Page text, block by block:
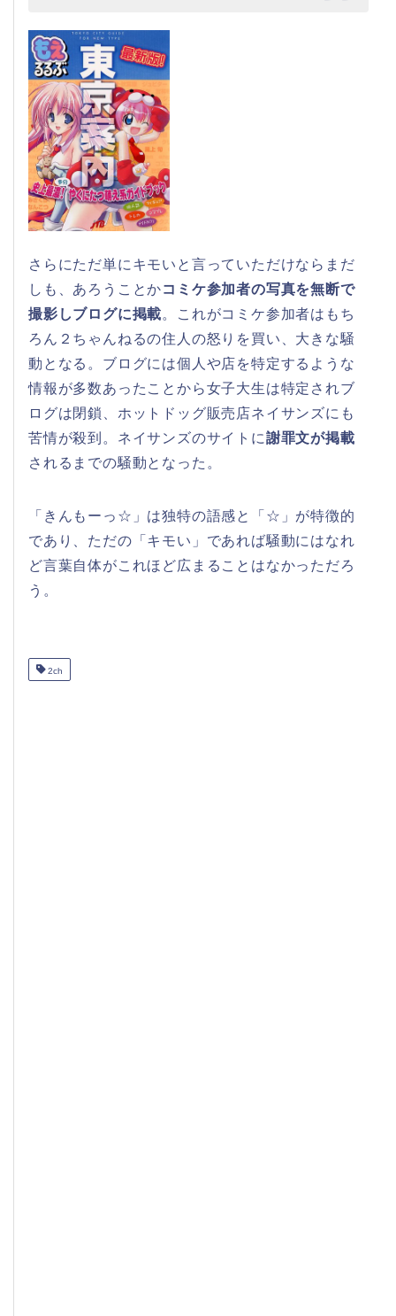
さらにただ単にキモいと言っていただけならまだ
しも、あろうことかコミケ参加者の写真を無断で
撮影しブログに掲載。これがコミケ参加者はもち
ろん２ちゃんねるの住人の怒りを買い、大きな騒
動となる。ブログには個人や店を特定するような
情報が多数あったことから女子大生は特定されブ
ログは閉鎖、ホットドッグ販売店ネイサンズにも
苦情が殺到。ネイサンズのサイトに謝罪文が掲載
されるまでの騒動となった。
「きんもーっ☆」は独特の語感と「☆」が特徴的
であり、ただの「キモい」であれば騒動にはなれ
ど言葉自体がこれほど広まることはなかっただろ
う。
2ch